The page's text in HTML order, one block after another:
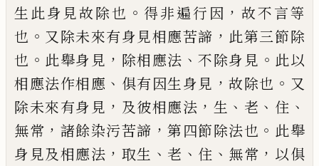
生此身見故除也 。 得非遍行因 ，故不言等
也 。 又除未來有身 見相應苦諦 ， 此第三節除
也 。 此舉身見 ， 除相應法 、不除身見 。 此以
相應法作相應 、 俱有因生身見 ，故除也 。 又
除未來有身見 ， 及彼相應法 ， 生 、 老 、 住 、
無常 ， 諸餘染污苦諦 ，第四節除法也 。 此舉
身 見及相應法 ， 取生 、 老 、 住 、 無常 ， 以俱